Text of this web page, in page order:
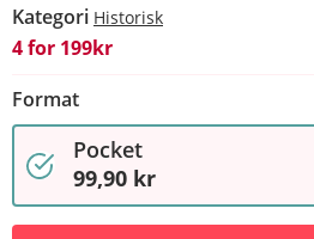
Kategori Historisk
4 for 199kr
Format
Pocket
99,90 kr